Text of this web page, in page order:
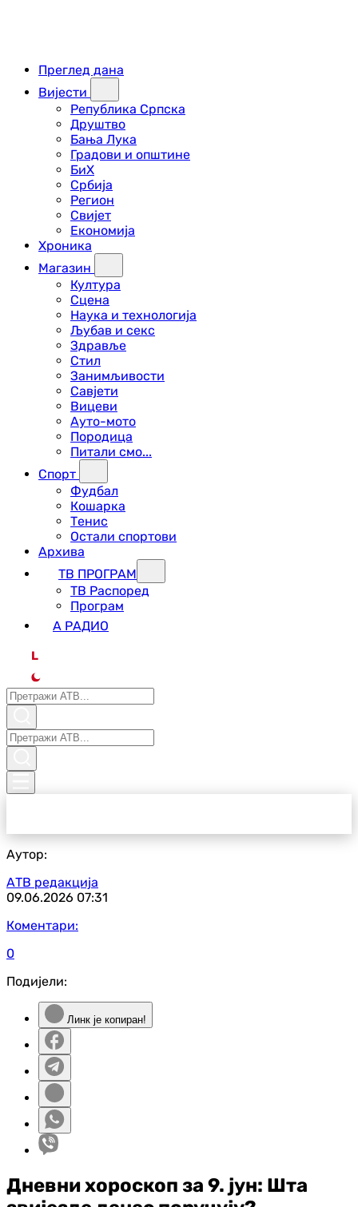
Преглед дана
Вијести
Република Српска
Друштво
Бања Лука
Градови и општине
БиХ
Србија
Регион
Свијет
Економија
Хроника
Магазин
Култура
Сцена
Наука и технологија
Љубав и секс
Здравље
Стил
Занимљивости
Савјети
Вицеви
Ауто-мото
Породица
Питали смо...
Спорт
Фудбал
Кошарка
Тенис
Остали спортови
Архива
ТВ ПРОГРАМ
ТВ Распоред
Програм
А РАДИО
L
Аутор:
АТВ редакција
09.06.2026 07:31
Коментари:
0
Подијели:
Линк је копиран!
Дневни хороскоп за 9. јун: Шта